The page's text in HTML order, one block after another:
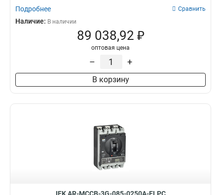
Подробнее Сравнить
Наличие: В наличии
89 038,92 ₽
оптовая цена
– +
В корзину